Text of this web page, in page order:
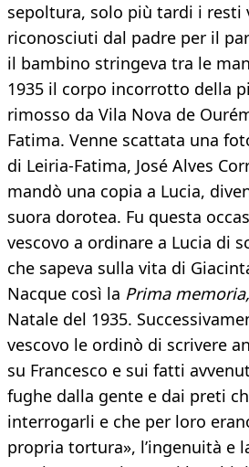
sepoltura, solo più tardi i resti
riconosciuti dal padre per il
il bambino stringeva tra le
1935 il corpo incorrotto della
rimosso da Vila Nova de
Fatima. Venne scattata una
di Leiria-Fatima, José Alves
mandò una copia a Lucia,
suora dorotea. Fu questa
vescovo a ordinare a Lucia di
che sapeva sulla vita di
Nacque così la Prima memoria,
Natale del 1935.
vescovo le ordinò di scrivere
su Francesco e sui fatti
fughe dalla gente e dai preti
interrogarli e che per loro
propria tortura», l’ingenuità e